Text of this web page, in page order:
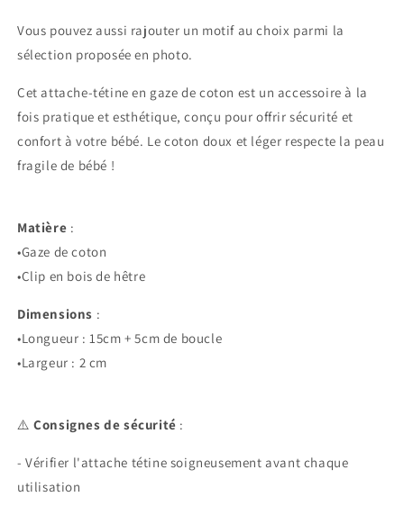
Vous pouvez aussi rajouter un motif au choix parmi la
sélection proposée en photo.
Cet attache-tétine en gaze de coton est un accessoire à la
fois pratique et esthétique, conçu pour offrir sécurité et
confort à votre bébé. Le coton doux et léger respecte la peau
fragile de bébé !
Matière :
•Gaze de coton
•Clip en bois de hêtre
Dimensions :
•Longueur : 15cm + 5cm de boucle
•Largeur : 2 cm
⚠️ Consignes de sécurité :
- Vérifier l'attache tétine soigneusement avant chaque
utilisation